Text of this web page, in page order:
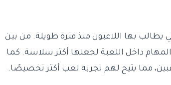
بها اللاعبون منذ فترة طويلة. من بين
داخل اللعبة لجعلها أكثر سلاسة. كما
مما يتيح لهم تجربة لعب أكثر تخصيصًا.